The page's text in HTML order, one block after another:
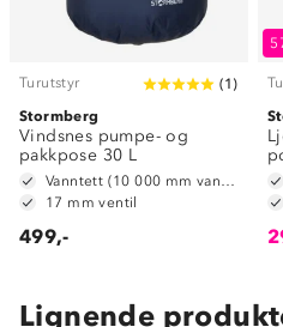
Turutstyr (1 )
Stormberg
Vindsnes pumpe- og
pakkpose 30 L
17 mm ventil
499,-
Lignende